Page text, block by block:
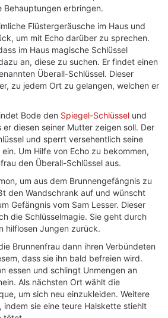
Behauptungen erbringen.
Flüstergeräusche im Haus und
um mit Echo darüber zu sprechen.
im Haus magische Schlüssel
an, diese zu suchen. Er findet einen
Überall-Schlüssel. Dieser
zu jedem Ort zu gelangen, welchen er
Bode den Spiegel-Schlüssel und
er diesen seiner Mutter zeigen soll. Der
und sperrt versehentlich seine
Um Hilfe von Echo zu bekommen,
den Überall-Schlüssel aus.
um aus dem Brunnengefängnis zu
den Wandschrank auf und wünscht
Gefängnis vom Sam Lesser. Dieser
die Schlüsselmagie. Sie geht durch
hilflosen Jungen zurück.
Brunnenfrau dann ihren Verbündeten
dass sie ihn bald befreien wird.
essen und schlingt Unmengen an
Als nächsten Ort wählt die
um sich neu einzukleiden. Weitere
indem sie eine teure Halskette stiehlt